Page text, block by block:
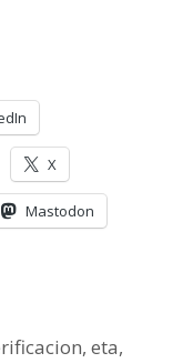
X
Mastodon
,eta,